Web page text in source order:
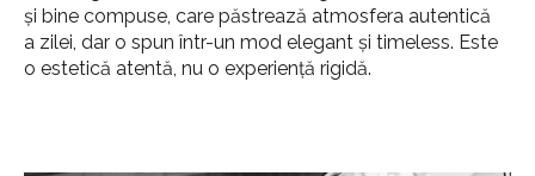
și bine compuse, care păstrează atmosfera autentică
a zilei, dar o spun într-un mod elegant și timeless. Este
o estetică atentă, nu o experiență rigidă.